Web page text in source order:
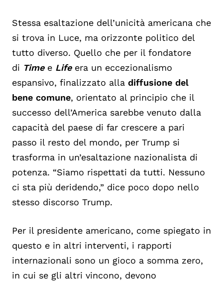
Stessa esaltazione dell’unicità americana che
si trova in Luce, ma orizzonte politico del
tutto diverso. Quello che per il fondatore
di Time e Life era un eccezionalismo
espansivo, finalizzato alla diffusione del
bene comune, orientato al principio che il
successo dell’America sarebbe venuto dalla
capacità del paese di far crescere a pari
passo il resto del mondo, per Trump si
trasforma in un’esaltazione nazionalista di
potenza. “Siamo rispettati da tutti. Nessuno
ci sta più deridendo,” dice poco dopo nello
stesso discorso Trump.
Per il presidente americano, come spiegato in
questo e in altri interventi, i rapporti
internazionali sono un gioco a somma zero,
in cui se gli altri vincono, devono